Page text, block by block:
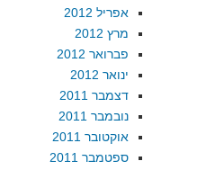
אפריל 2012
מרץ 2012
פברואר 2012
ינואר 2012
דצמבר 2011
נובמבר 2011
אוקטובר 2011
ספטמבר 2011